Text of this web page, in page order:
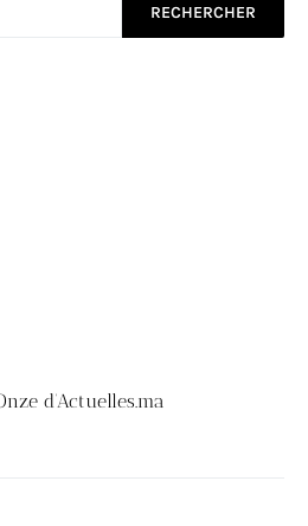
RECHERCHER
d’Actuelles.ma